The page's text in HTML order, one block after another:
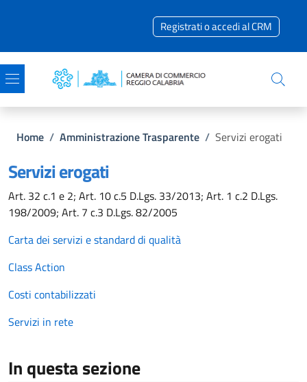
Registrati o accedi al CRM
Briciole di pane
Home / Amministrazione Trasparente / Servizi erogati
Servizi erogati
Art. 32 c.1 e 2; Art. 10 c.5 D.Lgs. 33/2013; Art. 1 c.2 D.Lgs.
198/2009; Art. 7 c.3 D.Lgs. 82/2005
Carta dei servizi e standard di qualità
Class Action
Costi contabilizzati
Servizi in rete
In questa sezione